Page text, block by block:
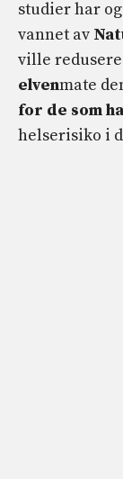
studier har
vannet av
ville redusere
elvenmate
for de som
helserisiko i